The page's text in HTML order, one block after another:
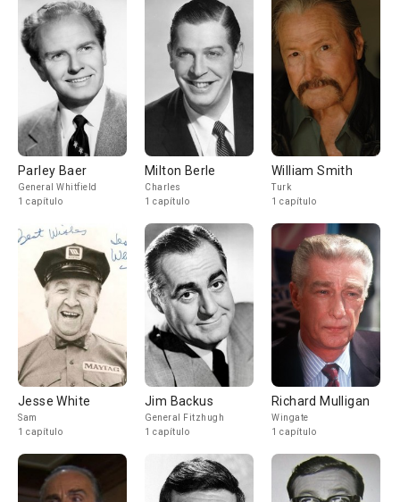
Parley Baer
General Whitfield
1 capítulo
Milton Berle
Charles
1 capítulo
William Smith
Turk
1 capítulo
Jesse White
Sam
1 capítulo
Jim Backus
General Fitzhugh
1 capítulo
Richard Mulligan
Wingate
1 capítulo